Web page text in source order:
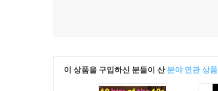
이 상품을 구입하신 분들이 산 분야 연관 상품